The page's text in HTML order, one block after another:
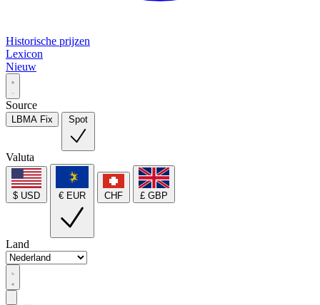
Historische prijzen
Lexicon
Nieuw
Source
LBMA Fix Spot
Valuta
$ USD € EUR CHF £ GBP
Land